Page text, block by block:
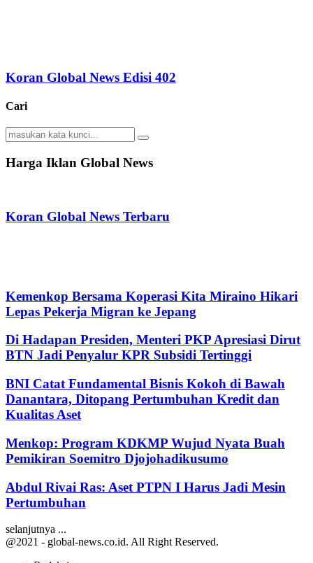
Koran Global News Edisi 402
Cari
Search
for:
Search
Harga Iklan Global News
Koran Global News Terbaru
Kemenkop Bersama Koperasi Kita Miraino Hikari
Lepas Pekerja Migran ke Jepang
Di Hadapan Presiden, Menteri PKP Apresiasi Dirut
BTN Jadi Penyalur KPR Subsidi Tertinggi
BNI Catat Fundamental Bisnis Kokoh di Bawah
Danantara, Ditopang Pertumbuhan Kredit dan
Kualitas Aset
Menkop: Program KDKMP Wujud Nyata Buah
Pemikiran Soemitro Djojohadikusumo
Abdul Rivai Ras: Aset PTPN I Harus Jadi Mesin
Pertumbuhan
selanjutnya ...
@2021 - global-news.co.id. All Right Reserved.